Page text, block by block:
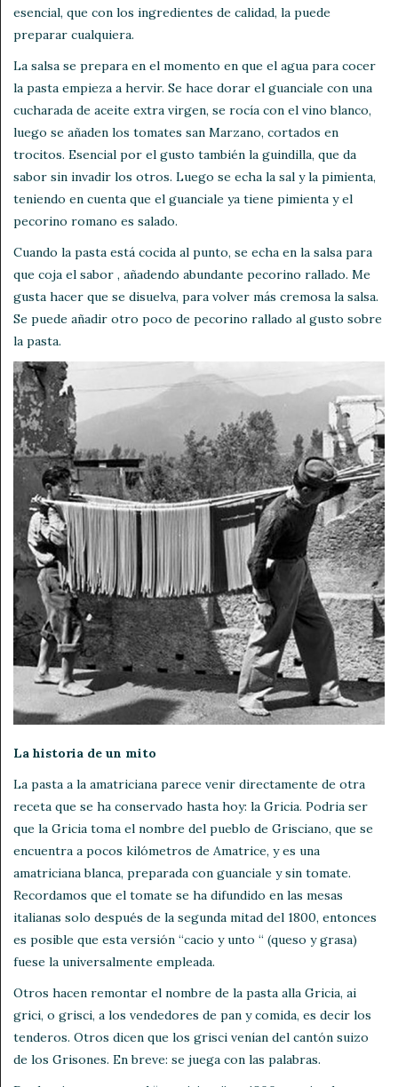
esencial, que con los ingredientes de calidad, la puede
preparar cualquiera.
La salsa se prepara en el momento en que el agua para cocer
la pasta empieza a hervir. Se hace dorar el guanciale con una
cucharada de aceite extra virgen, se rocía con el vino blanco,
luego se añaden los tomates san Marzano, cortados en
trocitos. Esencial por el gusto también la guindilla, que da
sabor sin invadir los otros. Luego se echa la sal y la pimienta,
teniendo en cuenta que el guanciale ya tiene pimienta y el
pecorino romano es salado.
Cuando la pasta está cocida al punto, se echa en la salsa para
que coja el sabor , añadendo abundante pecorino rallado. Me
gusta hacer que se disuelva, para volver más cremosa la salsa.
Se puede añadir otro poco de pecorino rallado al gusto sobre
la pasta.
La historia de un mito
La pasta a la amatriciana parece venir directamente de otra
receta que se ha conservado hasta hoy: la Gricia. Podria ser
que la Gricia toma el nombre del pueblo de Grisciano, que se
encuentra a pocos kilómetros de Amatrice, y es una
amatriciana blanca, preparada con guanciale y sin tomate.
Recordamos que el tomate se ha difundido en las mesas
italianas solo después de la segunda mitad del 1800, entonces
es posible que esta versión “cacio y unto “ (queso y grasa)
fuese la universalmente empleada.
Otros hacen remontar el nombre de la pasta alla Gricia, ai
grici, o grisci, a los vendedores de pan y comida, es decir los
tenderos. Otros dicen que los grisci venían del cantón suizo
de los Grisones. En breve: se juega con las palabras.